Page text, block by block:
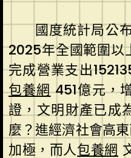
國度統計局公
2025年全國範圍以
完成營業支出
包養網451億元，
證，文明財產已成
麼？進經濟社會高
加極，而人包養網